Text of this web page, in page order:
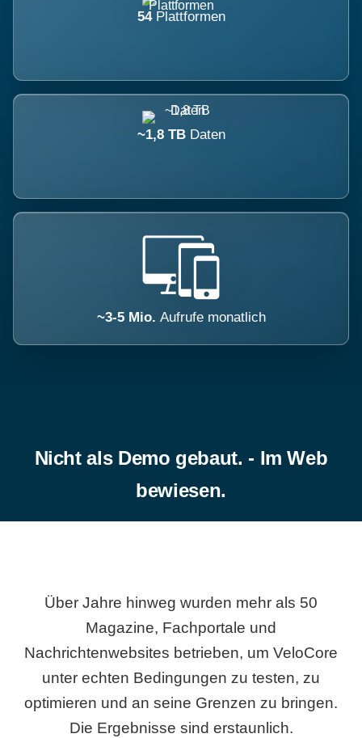
54 Plattformen
~1,8 TB Daten
~3-5 Mio. Aufrufe monatlich
Nicht als Demo gebaut. - Im Web
bewiesen.
Über Jahre hinweg wurden mehr als 50
Magazine, Fachportale und
Nachrichtenwebsites betrieben, um VeloCore
unter echten Bedingungen zu testen, zu
optimieren und an seine Grenzen zu bringen.
Die Ergebnisse sind erstaunlich.